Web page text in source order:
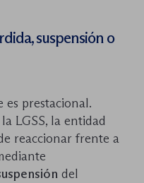
suspensión o
prestacional.
LGSS, la entidad
reaccionar frente a
del